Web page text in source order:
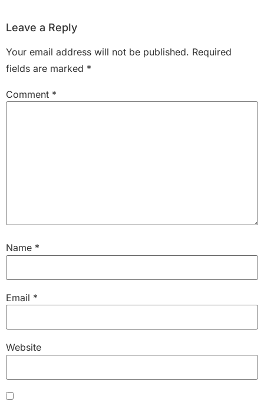
Leave a Reply
Your email address will not be published. Required
fields are marked *
Comment *
Name *
Email *
Website